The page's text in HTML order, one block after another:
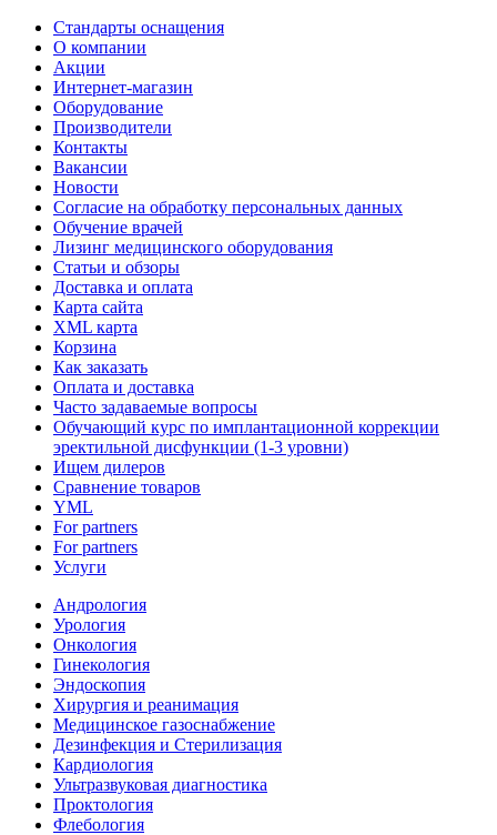
Стандарты оснащения
О компании
Акции
Интернет-магазин
Оборудование
Производители
Контакты
Вакансии
Новости
Согласие на обработку персональных данных
Обучение врачей
Лизинг медицинского оборудования
Статьи и обзоры
Доставка и оплата
Карта сайта
XML карта
Корзина
Как заказать
Оплата и доставка
Часто задаваемые вопросы
Обучающий курс по имплантационной коррекции
эректильной дисфункции (1-3 уровни)
Ищем дилеров
Сравнение товаров
YML
For partners
For partners
Услуги
Андрология
Урология
Онкология
Гинекология
Эндоскопия
Хирургия и реанимация
Медицинское газоснабжение
Дезинфекция и Стерилизация
Кардиология
Ультразвуковая диагностика
Проктология
Флебология